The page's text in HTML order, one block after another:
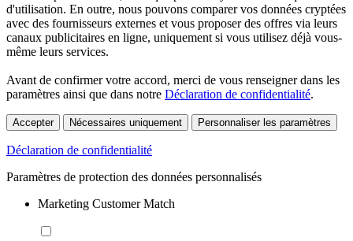
d'utilisation. En outre, nous pouvons comparer vos données cryptées
avec des fournisseurs externes et vous proposer des offres via leurs
canaux publicitaires en ligne, uniquement si vous utilisez déjà vous-
même leurs services.
Avant de confirmer votre accord, merci de vous renseigner dans les
paramètres ainsi que dans notre Déclaration de confidentialité.
Accepter Nécessaires uniquement Personnaliser les paramètres
Déclaration de confidentialité
Paramètres de protection des données personnalisés
Marketing Customer Match